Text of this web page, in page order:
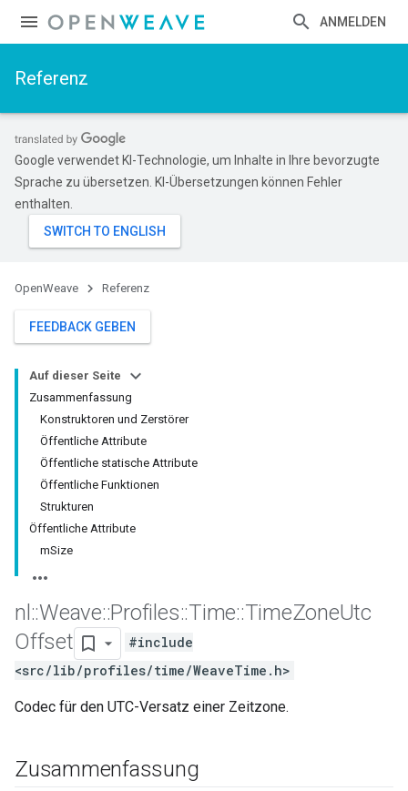
ANMELDEN
Referenz
Google verwendet KI-Technologie, um Inhalte in Ihre bevorzugte
Sprache zu übersetzen. KI-Übersetzungen können Fehler
enthalten.
OpenWeave Referenz
FEEDBACK GEBEN
Auf dieser Seite
Zusammenfassung
Konstruktoren und Zerstörer
Öffentliche Attribute
Öffentliche statische Attribute
Öffentliche Funktionen
Strukturen
Öffentliche Attribute
mSize
nl ::Weave::Profiles::Time::TimeZoneUtc
Offset
#include
<src/lib/profiles/time/WeaveTime.h>
Codec für den UTC-Versatz einer Zeitzone.
Zusammenfassung